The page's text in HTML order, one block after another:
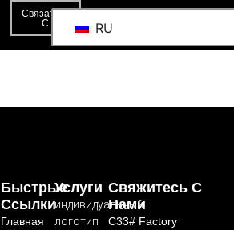
Связаться
С
RU
Услуги
индивидуальный
логотип
Быстрые
Ссылки
Главная
Свяжитесь С
Нами
C33# Factory